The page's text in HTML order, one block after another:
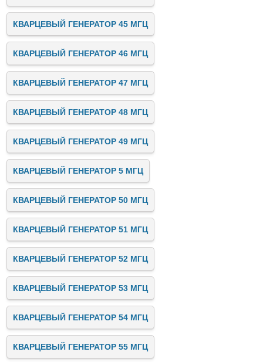
КВАРЦЕВЫЙ ГЕНЕРАТОР 45 МГЦ
КВАРЦЕВЫЙ ГЕНЕРАТОР 46 МГЦ
КВАРЦЕВЫЙ ГЕНЕРАТОР 47 МГЦ
КВАРЦЕВЫЙ ГЕНЕРАТОР 48 МГЦ
КВАРЦЕВЫЙ ГЕНЕРАТОР 49 МГЦ
КВАРЦЕВЫЙ ГЕНЕРАТОР 5 МГЦ
КВАРЦЕВЫЙ ГЕНЕРАТОР 50 МГЦ
КВАРЦЕВЫЙ ГЕНЕРАТОР 51 МГЦ
КВАРЦЕВЫЙ ГЕНЕРАТОР 52 МГЦ
КВАРЦЕВЫЙ ГЕНЕРАТОР 53 МГЦ
КВАРЦЕВЫЙ ГЕНЕРАТОР 54 МГЦ
КВАРЦЕВЫЙ ГЕНЕРАТОР 55 МГЦ